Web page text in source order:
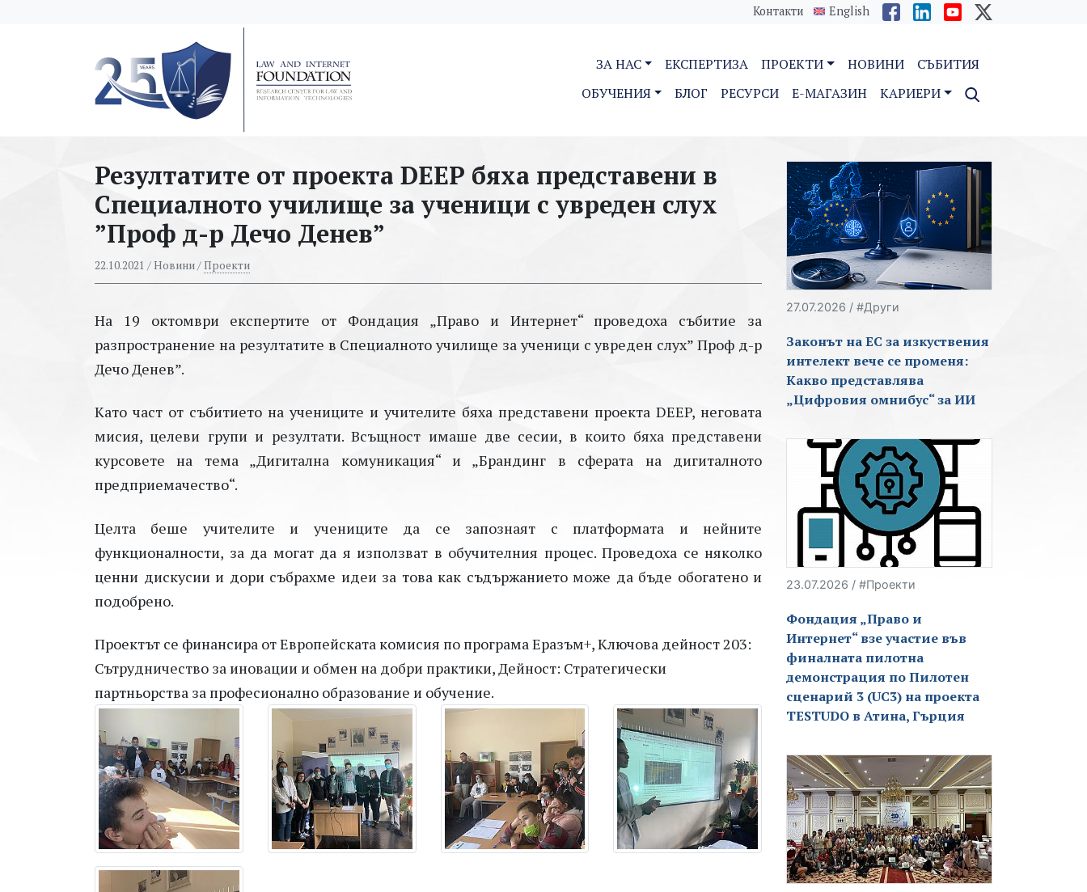
Контакти English
ЗА НАС ЕКСПЕРТИЗА ПРОЕКТИ НОВИНИ
СЪБИТИЯ
ОБУЧЕНИЯ
БЛОГ РЕСУРСИ E-МАГАЗИН КАРИЕРИ
Резултатите от проекта DEEP бяха представени в
Специалното училище за ученици с увреден слух
”Проф д-р Дечо Денев”
22.10.2021 / Новини /Проекти
На 19 октомври експертите от Фондация „Право и Интернет“ проведоха събитие за
разпространение на резултатите в Специалното училище за ученици с увреден слух” Проф д-р
Дечо Денев”.
Като част от събитието на учениците и учителите бяха представени проекта DEEP, неговата
мисия, целеви групи и резултати. Всъщност имаше две сесии, в които бяха представени
курсовете на тема „Дигитална комуникация“ и „Брандинг в сферата на дигиталното
предприемачество“.
Целта беше учителите и учениците да се запознаят с платформата и нейните
функционалности, за да могат да я използват в обучителния процес. Проведоха се няколко
ценни дискусии и дори събрахме идеи за това как съдържанието може да бъде обогатено и
подобрено.
Проектът се финансира от Европейската комисия по програма Еразъм+, Ключова дейност 203:
Сътрудничество за иновации и обмен на добри практики, Дейност: Стратегически
партньорства за професионално образование и обучение.
27.07.2026 / #Други
Законът на ЕС за изкуствения
интелект вече се променя:
Какво представлява
„Цифровия омнибус“ за ИИ
23.07.2026 / #Проекти
Фондация „Право и
Интернет“ взе участие във
финалната пилотна
демонстрация по Пилотен
сценарий 3 (UC3) на проекта
TESTUDO в Атина, Гърция